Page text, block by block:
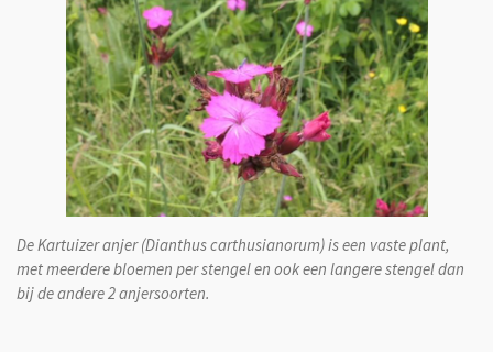
De Kartuizer anjer (Dianthus carthusianorum) is een vaste plant,
met meerdere bloemen per stengel en ook een langere stengel dan
bij de andere 2 anjersoorten.